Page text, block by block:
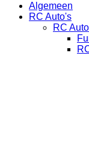
Algemeen
RC Auto's
RC